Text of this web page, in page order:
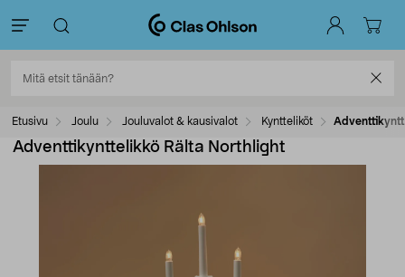
Etusivu Joulu Jouluvalot & kausivalot Kyntteliköt
Adventtikynttelikkö Rälta Northlight